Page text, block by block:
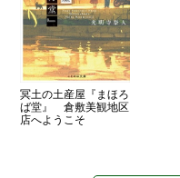
冥土の土産屋『まほろ
ば堂』 倉敷美観地区
店へようこそ